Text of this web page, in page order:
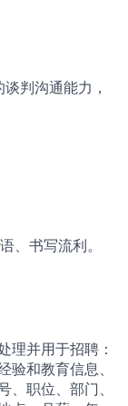
判沟通能力，
、书写流利。
理并用于招聘：
和教育信息、
职位、部门、